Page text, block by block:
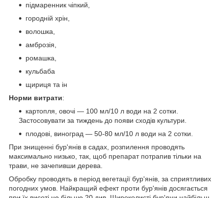
підмаренник чіпкий,
городній хрін,
волошка,
амброзія,
ромашка,
кульбаба
щириця та ін
Норми витрати:
картопля, овочі — 100 мл/10 л води на 2 сотки.
Застосовувати за тиждень до появи сходів культури.
плодові, виноград — 50-80 мл/10 л води на 2 сотки.
При знищенні бур'янів в садах, розпилення проводять
максимально низько, так, щоб препарат потрапив тільки на
трави, не зачепивши дерева.
Обробку проводять в період вегетації бур'янів, за сприятливих
погодних умов. Найкращий ефект проти бур'янів досягається